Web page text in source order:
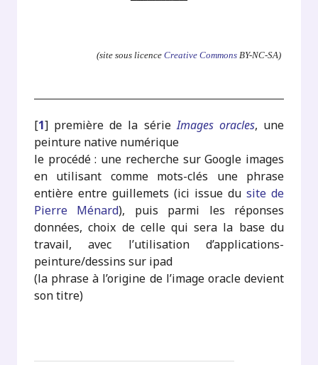
(site sous licence Creative CommonsBY-NC-SA)
[1] première de la sérieImages oracles, une
peinture native numérique
le procédé : une recherche sur Google images
en utilisant comme mots-clés une phrase
entière entre guillemets (ici issue du site de
Pierre Ménard), puis parmi les réponses
données, choix de celle qui sera la base du
travail, avec l’utilisation d’applications-
peinture/dessins sur ipad
(la phrase à l’origine de l’image oracle devient
son titre)